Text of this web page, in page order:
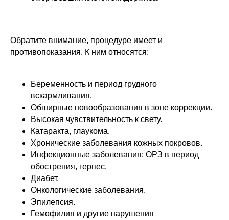
Обратите внимание, процедуре имеет и
противопоказания. К ним относятся:
Беременность и период грудного
вскармливания.
Обширные новообразования в зоне коррекции.
Высокая чувствительность к свету.
Катаракта, глаукома.
Хронические заболевания кожных покровов.
Инфекционные заболевания: ОРЗ в период
обострения, герпес.
Диабет.
Онкологические заболевания.
Эпилепсия.
Гемофилия и другие нарушения